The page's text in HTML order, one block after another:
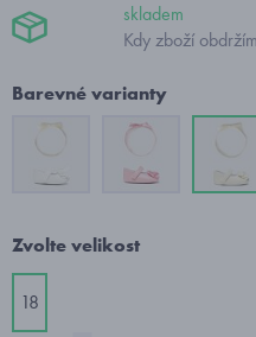
skladem
Kdy zboží
Barevné varianty
Zvolte velikost
18